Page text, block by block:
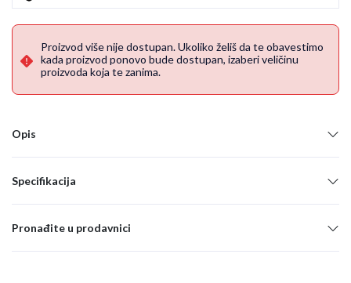
Proizvod više nije dostupan. Ukoliko želiš da te obavestimo
kada proizvod ponovo bude dostupan, izaberi veličinu
proizvoda koja te zanima.
Opis
Specifikacija
Pronađite u prodavnici